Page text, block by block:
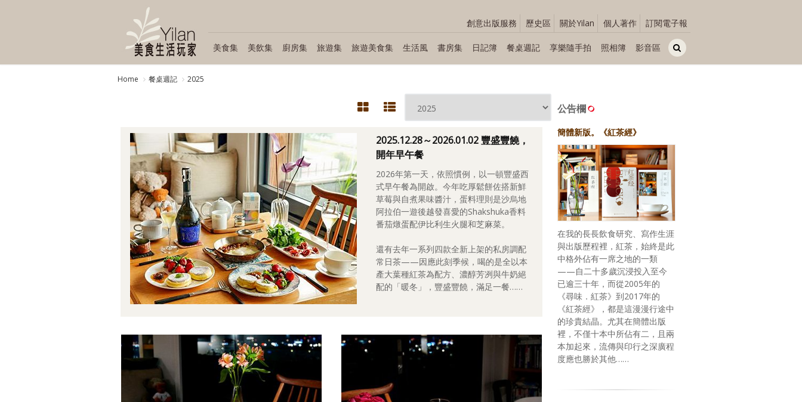
創意出版服務 歷史區 關於Yilan 個人著作 訂閱電子報
美食集 美飲集 廚房集 旅遊集 旅遊美食集 生活風 書房集 日記簿 餐桌週記 享樂隨手拍 照相簿 影音區
Home 餐桌週記 2025
2025.12.28～2026.01.02 豐盛豐饒，
開年早午餐
2026年第一天，依照慣例，以一頓豐盛西
式早午餐為開啟。今年吃厚鬆餅佐搭新鮮
草莓與自煮果味醬汁，蛋料理則是沙烏地
阿拉伯一遊後越發喜愛的Shakshuka香料
番茄燉蛋配伊比利生火腿和芝麻菜。
還有去年一系列四款全新上架的私房調配
常日茶——因應此刻季候，喝的是全以本
產大葉種紅茶為配方、濃醇芳冽與牛奶絕
配的「暖冬」，豐盛豐饒，滿足一餐……
公告欄
簡體新版。《紅茶經》
在我的長長飲食研究、寫作生涯
與出版歷程裡，紅茶，始終是此
中格外佔有一席之地的一類
——自二十多歲沉浸投入至今
已逾三十年，而從2005年的
《尋味．紅茶》到2017年的
《紅茶經》，都是這漫漫行途中
的珍貴結晶。尤其在簡體出版
裡，不僅十本中所佔有二，且兩
本加起來，流傳與印行之深廣程
度應也勝於其他……